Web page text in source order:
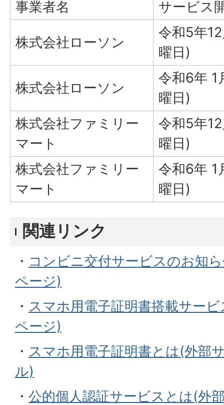
事業者名
サービス
株式会社ローソン
令和5年
曜日)
株式会社ローソン
令和6年 1
曜日)
株式会社ファミリー
マート
令和5年
曜日)
株式会社ファミリー
マート
令和6年 1
曜日)
関連リンク
・ コンビニ交付サービスのお知
ページ)
・ スマホ用電子証明書搭載サー
ページ)
・ スマホ用電子証明書とは(外部
ル)
・ 公的個人認証サービスとは(外